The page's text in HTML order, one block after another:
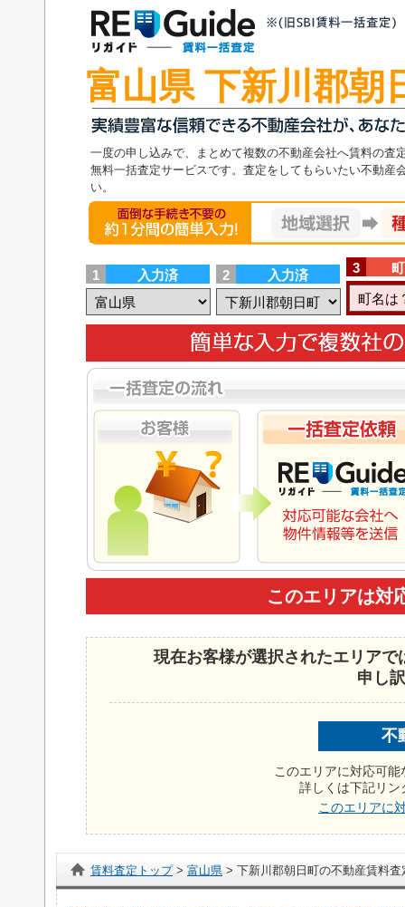
富山県 下新川郡朝
一度の申し込みで、まとめて複数の不動産会社へ賃料の査
無料一括査定サービスです。査定をしてもらいたい不動産
い。
面倒な手続き不要の1分の簡単入力！地域選択
1 入力済 2 入力済 3
このエリアは対
現在お客様が選択されたエリア
申し
不
このエリアに対応可
詳しくは下記リン
このエリアに
賃料査定トップ> 富山県 > 下新川郡朝日町の不動産賃料査